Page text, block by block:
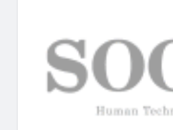
INICIO
EMPRESAS
GUÍA DE COMPRA